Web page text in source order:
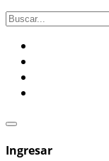
Ingresar